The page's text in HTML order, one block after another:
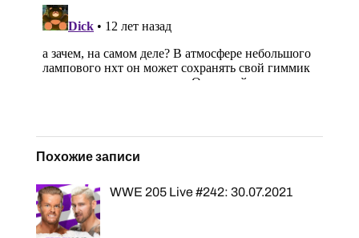
Похожие записи
WWE 205 Live #242: 30.07.2021